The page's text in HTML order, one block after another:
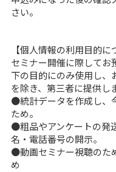
さい。
【個人情報の利用目的に
セミナー開催に際してお
下の目的にのみ使用し、
を除き、第三者に提供し
●統計データを作成し、
ため。
●粗品やアンケートの発
名・電話番号の開示。
●動画セミナー視聴のた
め